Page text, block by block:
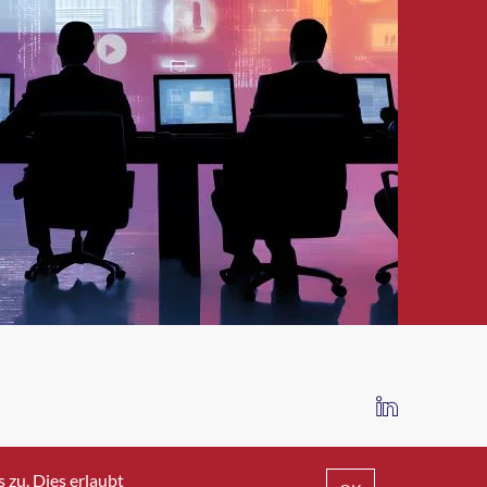
IMPRESSUM DATENSCHUTZ AGB
zu. Dies erlaubt